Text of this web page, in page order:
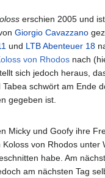
erschien 2005 und
Giorgio Cavazzano
und LTB Abenteuer 18
von Rhodos nach
sich jedoch heraus,
schwört am Ende
gegeben ist.
Micky und Goofy ihre
von Rhodos
habe. Am
am nächsten Tag